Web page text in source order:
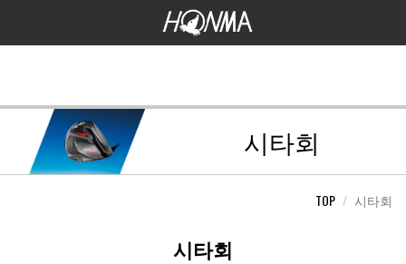
시타회
TOP 시타회
시타회